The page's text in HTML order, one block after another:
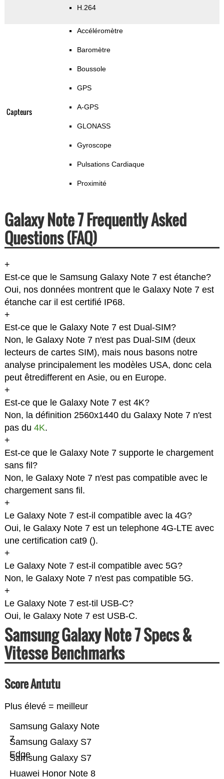
H.264
Capteurs
Accéléromètre
Baromètre
Boussole
GPS
A-GPS
GLONASS
Gyroscope
Pulsations Cardiaque
Proximité
Galaxy Note 7 Frequently Asked
Questions (FAQ)
+
Est-ce que le Samsung Galaxy Note 7 est étanche?
Oui, nos données montrent que le Galaxy Note 7 est
étanche car il est certifié IP68.
+
Est-ce que le Galaxy Note 7 est Dual-SIM?
Non, le Galaxy Note 7 n'est pas Dual-SIM (deux
lecteurs de cartes SIM), mais nous basons notre
analyse principalement les modèles USA, donc cela
peut êtredifferent en Asie, ou en Europe.
+
Est-ce que le Galaxy Note 7 est 4K?
Non, la définition 2560x1440 du Galaxy Note 7 n'est
pas du 4K.
+
Est-ce que le Galaxy Note 7 supporte le chargement
sans fil?
Non, le Galaxy Note 7 n'est pas compatible avec le
chargement sans fil.
+
Le Galaxy Note 7 est-il compatible avec la 4G?
Oui, le Galaxy Note 7 est un telephone 4G-LTE avec
une certification cat9 ().
+
Le Galaxy Note 7 est-il compatible avec 5G?
Non, le Galaxy Note 7 n'est pas compatible 5G.
+
Le Galaxy Note 7 est-til USB-C?
Oui, le Galaxy Note 7 est USB-C.
Samsung Galaxy Note 7 Specs &
Vitesse Benchmarks
Score Antutu
Plus élevé = meilleur
Huawei Honor Note 8
Samsung Galaxy S7
Samsung Galaxy S7
Edge
Samsung Galaxy Note
7